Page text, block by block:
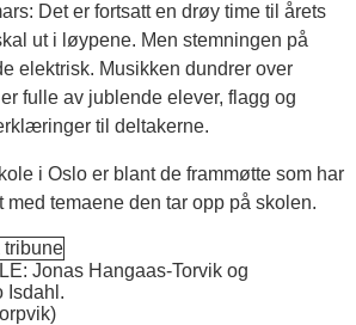
Det er fortsatt en drøy time til årets
ut i løypene. Men stemningen på
elektrisk. Musikken dundrer over
fulle av jublende elever, flagg og
til deltakerne.
i Oslo er blant de frammøtte som har
med temaene den tar opp på skolen.
Jonas Hangaas-Torvik og
Isdahl.